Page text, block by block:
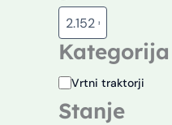
Kategorija
Vrtni traktorji
Stanje